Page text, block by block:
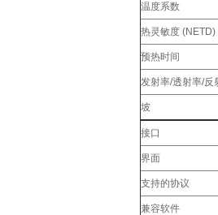
温度系数
热灵敏度 (NETD)
预热时间
发射率/透射率/反
坡
接口
界面
支持的协议
兼容软件